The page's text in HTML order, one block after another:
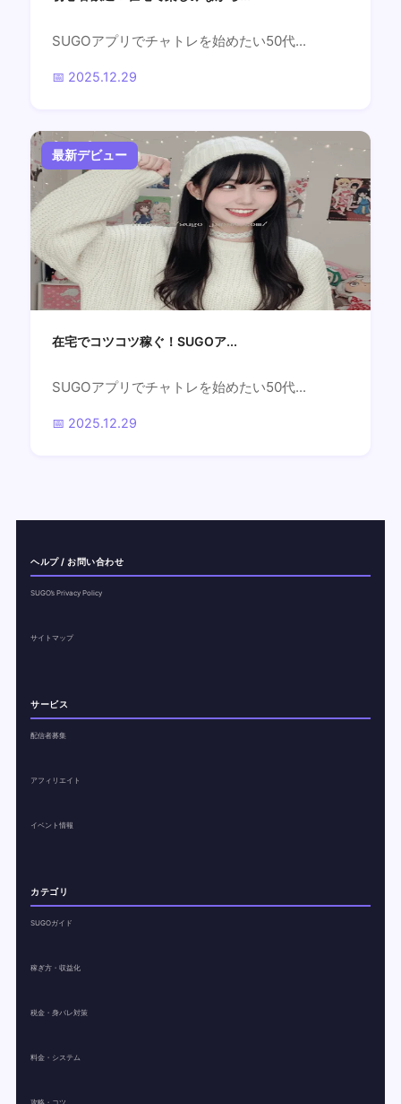
SUGOアプリでチャトレを始めたい50代...
📅 2025.12.29
最新デビュー
在宅でコツコツ稼ぐ！SUGOア...
SUGOアプリでチャトレを始めたい50代...
📅 2025.12.29
ヘルプ / お問い合わせ
SUGO’s Privacy Policy
サイトマップ
サービス
配信者募集
アフィリエイト
イベント情報
カテゴリ
SUGOガイド
稼ぎ方・収益化
税金・身バレ対策
料金・システム